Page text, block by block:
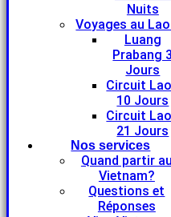
Nuits
Voyages au
Luang
Prabang 3
Jours
Circuit
10 Jours
Circuit
21 Jours
Nos services
Quand partir au
Vietnam?
Questions et
Réponses